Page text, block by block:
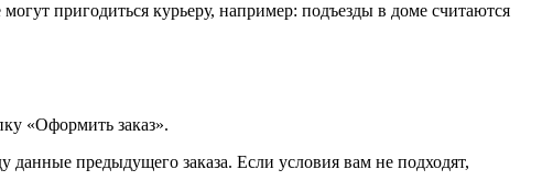
пригодиться курьеру, например: подъезды в доме считаются
«Оформить заказ».
предыдущего заказа. Если условия вам не подходят,